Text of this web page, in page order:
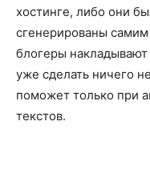
хостинге, либо они
сгенерированы
блогеры накладывают
уже сделать ничего
поможет только при
текстов.